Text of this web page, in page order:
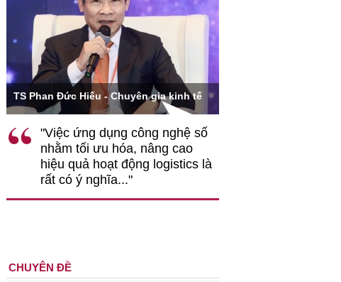
TS Phan Đức Hiếu - Chuyên gia kinh tế
"Việc ứng dụng công nghệ số
nhằm tối ưu hóa, nâng cao
hiệu quả hoạt động logistics là
rất có ý nghĩa..."
CHUYÊN ĐỀ